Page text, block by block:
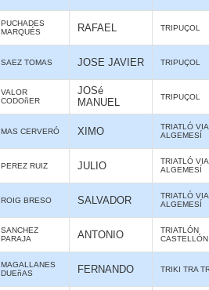
PUCHADES
MARQUÉS
RAFAEL TRIPUÇOL
SAEZ TOMAS JOSE JAVIER TRIPUÇOL
VALOR
CODOñER
JOSé
MANUEL
TRIPUÇOL
MAS CERVERÓ XIMO
TRIATLÓ
ALGEMESÍ
PEREZ RUIZ JULIO
TRIATLÓ
ALGEMESÍ
ROIG BRESO SALVADOR
TRIATLÓ
ALGEMESÍ
SANCHEZ
PARAJA
ANTONIO
TRIATLÓN
CASTELLÓN
MAGALLANES
DUEñAS
FERNANDO TRIKI TRA